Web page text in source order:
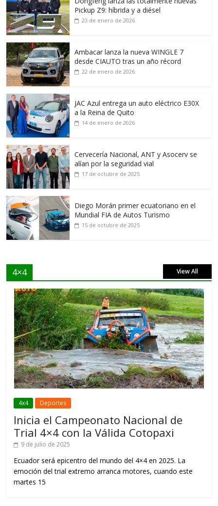
Pickup Z9: híbrida y a diésel
23 de enero de 2026
Ambacar lanza la nueva WINGLE 7
desde CIAUTO tras un año récord
22 de enero de 2026
JAC Azul entrega un auto eléctrico E30X
a la Reina de Quito
14 de enero de 2026
Cervecería Nacional, ANT y Asocerv se
alían por la seguridad vial
17 de octubre de 2025
Diego Morán primer ecuatoriano en el
Mundial FIA de Autos Turismo
15 de octubre de 2025
4×4 View All
4x4 Deportes
Inicia el Campeonato Nacional de
Trial 4×4 con la Válida Cotopaxi
9 de julio de 2025
Ecuador será epicentro del mundo del 4×4 en 2025. La
emoción del trial extremo arranca motores, cuando este
martes 15